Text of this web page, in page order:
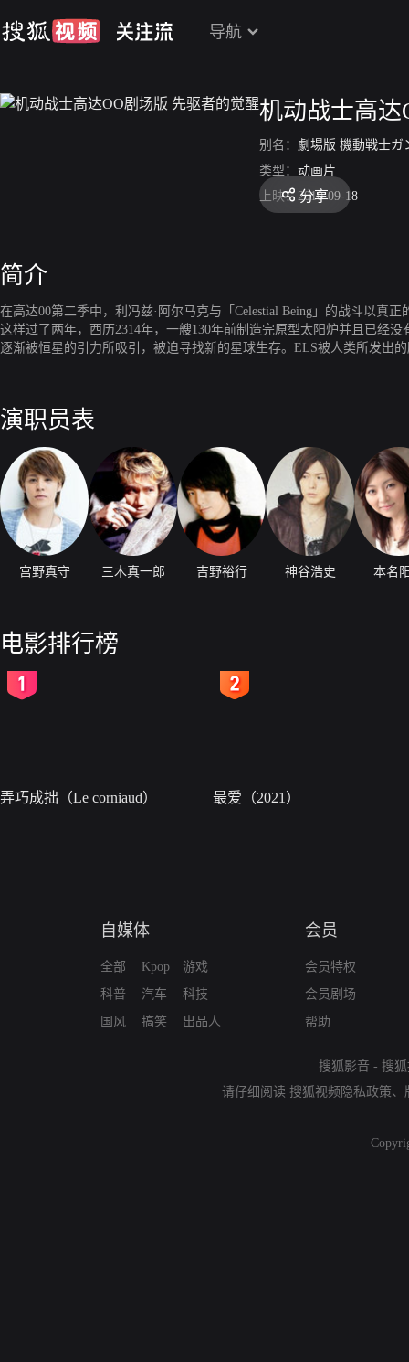
导航
机动战士高达
别名： 劇場版 機動戦士ガンダムOO A
类型： 动画片
上映： 2010-09-18
分享
简介
在高达00第二季中，利冯兹·阿尔马克与「Celestial Being」的战斗以真
这样过了两年，西历2314年，一艘130年前制造完原型太阳炉并且已经
逐渐被恒星的引力所吸引，被迫寻找新的星球生存。ELS被人类所发出
演职员表
宫野真守 三木真一郎 吉野裕行 神谷浩史 本名
电影排行榜
弄巧成拙（Le corniaud） 最爱（2021）
自媒体
全部
科普
国风
Kpop
汽车
搞笑
游戏
科技
出品人
会员
会员特权
会员剧场
帮助
搜狐影音 - 搜
请仔细阅读 搜狐视频隐私政策、